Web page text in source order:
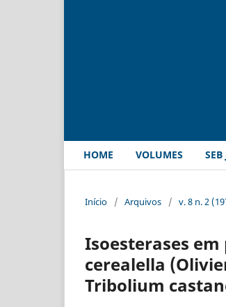
HOME VOLUMES
Início / Arquivos / v. 8 n. 2
Isoesterases
cerealella
Tribolium